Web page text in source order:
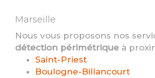
Marseille
Nous vous proposons nos
détection périmétrique à
Saint-Priest
Boulogne-Billancourt